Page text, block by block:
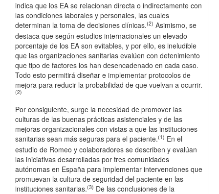
indica que los EA se relacionan directa o indirectamente con
las condiciones laborales y personales, las cuales
determinan la toma de decisiones clínicas.(2) Asimismo, se
destaca que según estudios internacionales un elevado
porcentaje de los EA son evitables, y por ello, es ineludible
que las organizaciones sanitarias evalúen con detenimiento
que tipo de factores los han desencadenado en cada caso.
Todo esto permitirá diseñar e implementar protocolos de
mejora para reducir la probabilidad de que vuelvan a ocurrir.
(2)
Por consiguiente, surge la necesidad de promover las
culturas de las buenas prácticas asistenciales y de las
mejoras organizacionales con vistas a que las instituciones
sanitarias sean más seguras para el paciente.(1) En el
estudio de Romeo y colaboradores se describen y evalúan
las iniciativas desarrolladas por tres comunidades
autónomas en España para implementar intervenciones que
promuevan la cultura de seguridad del paciente en las
instituciones sanitarias.(3) De las conclusiones de la